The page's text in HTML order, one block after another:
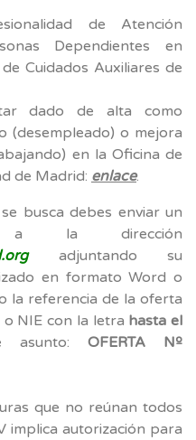
de Atención
Dependientes en
Cuidados Auxiliares de
dado de alta como
(desempleado) o mejora
en la Oficina de
de Madrid: enlace.
busca debes enviar un
a la dirección
adjuntando su
en formato Word o
la referencia de la oferta
o NIE con la letra hasta el
asunto: OFERTA Nº
que no reúnan todos
implica autorización para